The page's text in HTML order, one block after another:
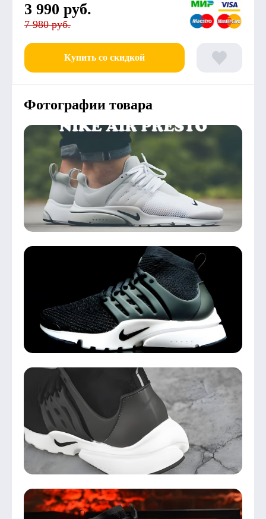
3 990 руб.
7 980 руб.
Купить со скидкой
Фотографии товара